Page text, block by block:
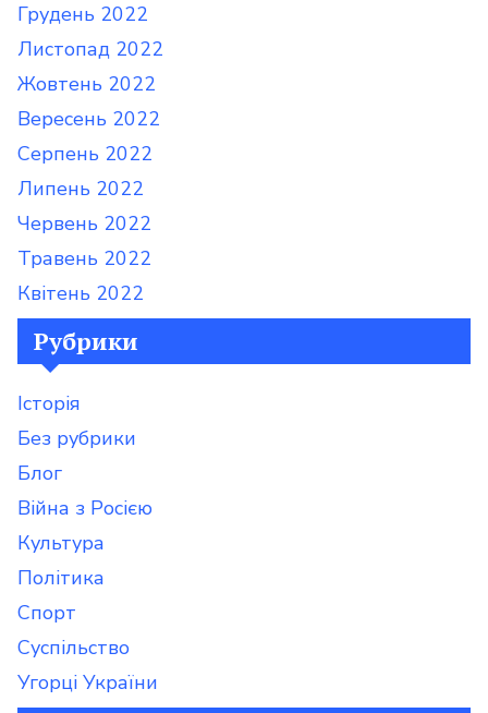
Грудень 2022
Листопад 2022
Жовтень 2022
Вересень 2022
Серпень 2022
Липень 2022
Червень 2022
Травень 2022
Квітень 2022
Рубрики
Iсторія
Без рубрики
Блог
Війна з Росією
Культура
Політика
Спорт
Суспільство
Угорці України